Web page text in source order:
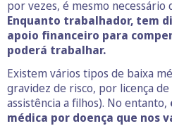
por vezes, é mesmo necessário
Enquanto trabalhador, tem
apoio financeiro para
poderá trabalhar.
Existem vários tipos de baixa
gravidez de risco, por licença
assistência a filhos). No entanto,
médica por doença que nos